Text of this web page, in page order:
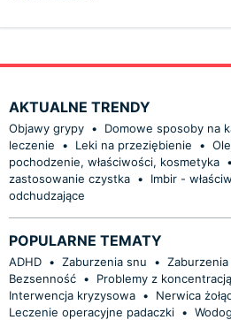
AKTUALNE TRENDY
Objawy grypy • Domowe sposoby na
leczenie
• Leki na przeziębienie •
pochodzenie, właściwości, kosmetyka •
zastosowanie czystka •
Imbir -
odchudzające
POPULARNE TEMATY
ADHD • Zaburzenia snu •
Bezsenność • Problemy z koncentracją
Interwencja kryzysowa • Nerwica
Leczenie operacyjne padaczki •